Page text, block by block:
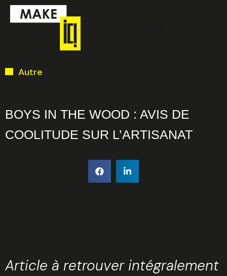
Aller
au
contenu
Autre
BOYS IN THE WOOD : AVIS DE
COOLITUDE SUR L’ARTISANAT
Article à retrouver intégralement
disponibles pour
la réunion
d’information en
ligne.